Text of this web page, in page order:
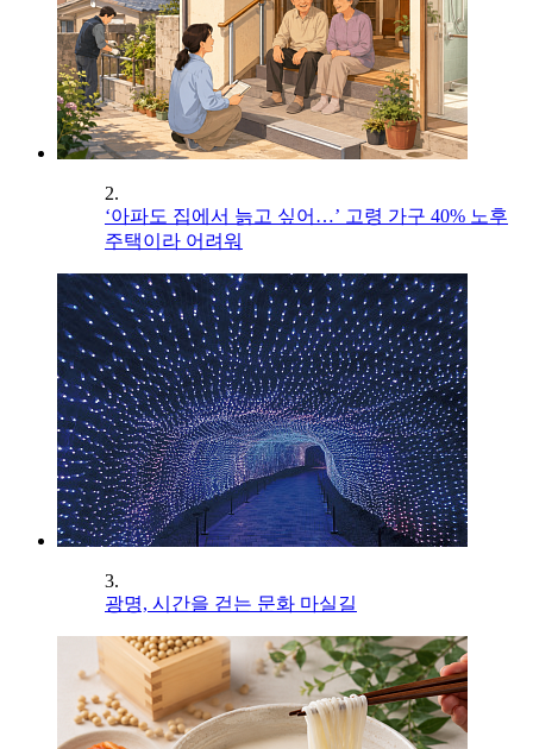
2.
‘아파도 집에서 늙고 싶어…’ 고령 가구 40% 노후
주택이라 어려워
3.
광명, 시간을 걷는 문화 마실길